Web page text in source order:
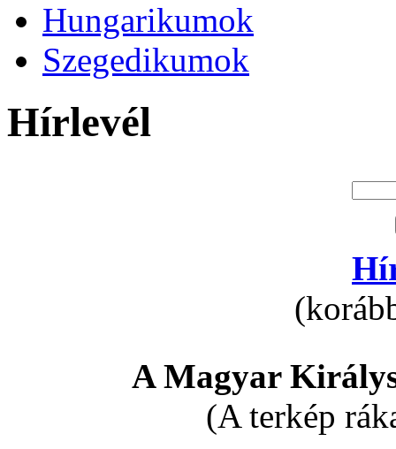
Hungarikumok
Szegedikumok
Hírlevél
A Magyar
(A terkép